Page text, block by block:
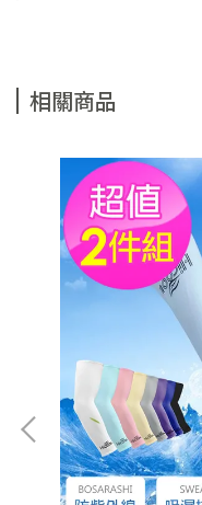
相關商品